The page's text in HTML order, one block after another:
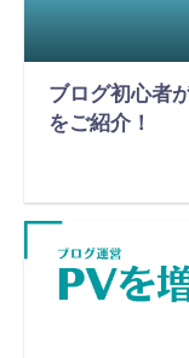
ブログ初心者
をご紹介！